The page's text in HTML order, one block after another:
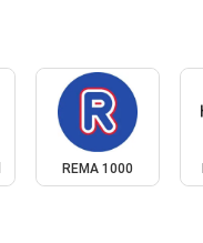
REMA 1000